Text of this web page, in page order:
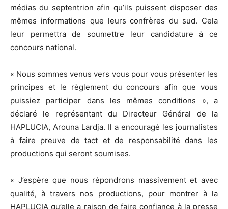
médias du septentrion afin qu’ils puissent disposer des
mêmes informations que leurs confrères du sud. Cela
leur permettra de soumettre leur candidature à ce
concours national.
« Nous sommes venus vers vous pour vous présenter les
principes et le règlement du concours afin que vous
puissiez participer dans les mêmes conditions », a
déclaré le représentant du Directeur Général de la
HAPLUCIA, Arouna Lardja. Il a encouragé les journalistes
à faire preuve de tact et de responsabilité dans les
productions qui seront soumises.
« J’espère que nous répondrons massivement et avec
qualité, à travers nos productions, pour montrer à la
HAPLUCIA qu’elle a raison de faire confiance à la presse